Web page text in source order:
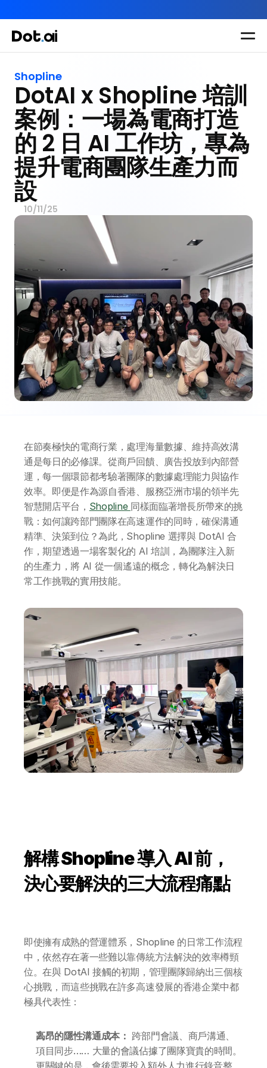
Shopline
DotAI x Shopline 培訓
案例：一場為電商打造
的 2 日 AI 工作坊，專為
提升電商團隊生產力而
設
10/11/25
在節奏極快的電商行業，處理海量數據、維持高效溝
通是每日的必修課。從商戶回饋、廣告投放到內部營
運，每一個環節都考驗著團隊的數據處理能力與協作
效率。即便是作為源自香港、服務亞洲市場的領半先
智慧開店平台， Shopline 同樣面臨著增長所帶來的挑
戰：如何讓跨部門團隊在高速運作的同時，確保溝通
精準、決策到位？為此，Shopline 選擇與 DotAI 合
作，期望透過一場客製化的 AI 培訓，為團隊注入新
的生產力，將 AI 從一個遙遠的概念，轉化為解決日
常工作挑戰的實用技能。
解構 Shopline 導入 AI 前，
決心要解決的三大流程痛點
即使擁有成熟的營運體系，Shopline 的日常工作流程
中，依然存在著一些難以靠傳統方法解決的效率樽頸
位。在與 DotAI 接觸的初期，管理團隊歸納出三個核
心挑戰，而這些挑戰在許多高速發展的香港企業中都
極具代表性：
高昂的隱性溝通成本： 跨部門會議、商戶溝通、
項目同步…… 大量的會議佔據了團隊寶貴的時間。
更關鍵的是，會後需要投入額外人力進行錄音整
Dot.AI Academy
全港最貼地AI課程
三大恆常課程 主題課程
所有課程
多種專項技能提
升課程
助你全面掌握AI
應用
實用課程
我們有三大課程